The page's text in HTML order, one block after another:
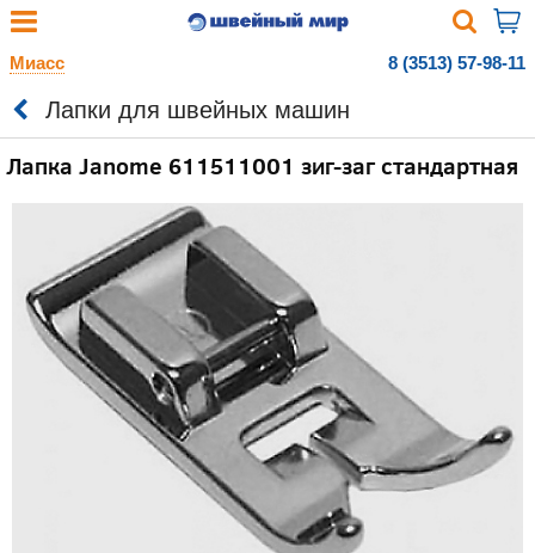
Миасс 8 (3513) 57-98-11
Лапки для швейных машин
Лапка Janome 611511001 зиг-заг стандартная